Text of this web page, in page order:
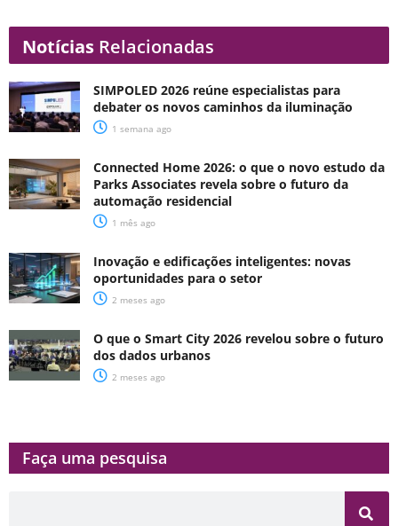
Notícias Relacionadas
SIMPOLED 2026 reúne especialistas para
debater os novos caminhos da iluminação
1 semana ago
Connected Home 2026: o que o novo estudo da
Parks Associates revela sobre o futuro da
automação residencial
1 mês ago
Inovação e edificações inteligentes: novas
oportunidades para o setor
2 meses ago
O que o Smart City 2026 revelou sobre o futuro
dos dados urbanos
2 meses ago
Faça uma pesquisa​​